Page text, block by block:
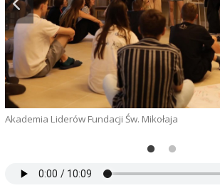
Akademia Liderów Fundacji Św. Mikołaja